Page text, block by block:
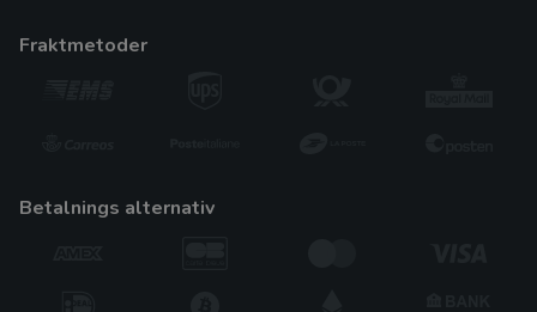
fraktmetoder
betalnings alternativ